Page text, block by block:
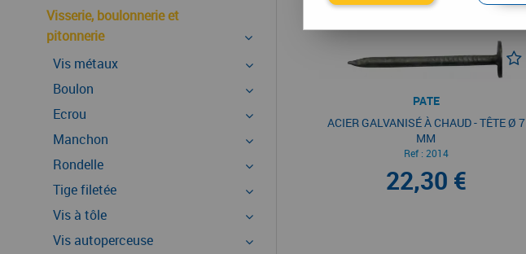
Visserie, boulonnerie et
pitonnerie
Vis métaux
Boulon
Ecrou
Manchon
Rondelle
Tige filetée
Vis à tôle
Vis autoperceuse
PATE
ACIER GALVANISÉ À CHAUD - TÊTE Ø 7
MM
Ref : 2014
22,30 €